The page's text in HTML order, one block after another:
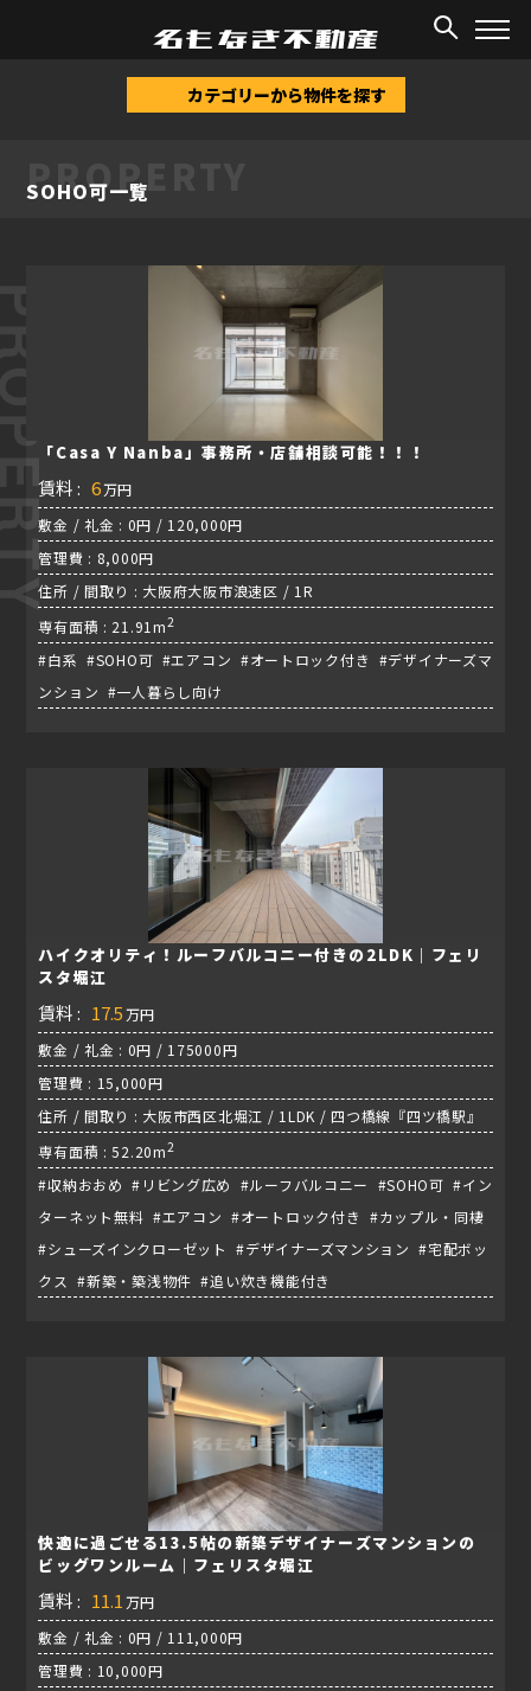
物件情報/SOHO可
カテゴリーから物件を探す
PROPERTY
SOHO可一覧
「Casa Y Nanba」事務所・店舗相談可能！！！
賃料 : 6万円
敷金 / 礼金 : 0円 / 120,000円
管理費 : 8,000円
住所 / 間取り : 大阪府大阪市浪速区 / 1R
専有面積 : 21.91m2
#白系 #SOHO可 #エアコン #オートロック付き #デザイナーズマ
ンション #一人暮らし向け
ハイクオリティ！ルーフバルコニー付きの2LDK｜フェリ
スタ堀江
賃料 : 17.5 万円
敷金 / 礼金 : 0円 / 175000円
管理費 : 15,000円
住所 / 間取り : 大阪市西区北堀江 / 1LDK / 四つ橋線『四ツ橋駅』
専有面積 : 52.20m2
#収納おおめ #リビング広め #ルーフバルコニー #SOHO可 #イン
ターネット無料 #エアコン #オートロック付き #カップル・同棲
#シューズインクローゼット #デザイナーズマンション #宅配ボッ
クス #新築・築浅物件 #追い炊き機能付き
快適に過ごせる13.5帖の新築デザイナーズマンションの
ビッグワンルーム｜フェリスタ堀江
賃料 : 11.1 万円
敷金 / 礼金 : 0円 / 111,000円
管理費 : 10,000円